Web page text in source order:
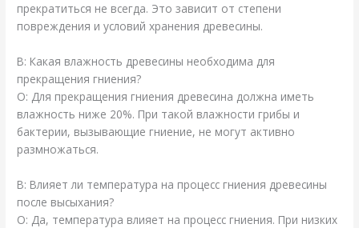
прекратиться не всегда. Это зависит от степени
повреждения и условий хранения древесины.
В: Какая влажность древесины необходима для
прекращения гниения?
О: Для прекращения гниения древесина должна иметь
влажность ниже 20%. При такой влажности грибы и
бактерии, вызывающие гниение, не могут активно
размножаться.
В: Влияет ли температура на процесс гниения древесины
после высыхания?
О: Да, температура влияет на процесс гниения. При низких